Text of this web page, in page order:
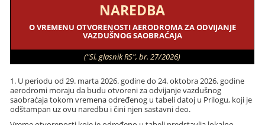
NAREDBA
O VREMENU OTVORENOSTI AERODROMA ZA ODVIJANJE
VAZDUŠNOG SAOBRAĆAJA
("Sl. glasnik RS", br. 27/2026)
1. U periodu od 29. marta 2026. godine do 24. oktobra 2026. godine
aerodromi moraju da budu otvoreni za odvijanje vazdušnog
saobraćaja tokom vremena određenog u tabeli datoj u Prilogu, koji je
odštampan uz ovu naredbu i čini njen sastavni deo.